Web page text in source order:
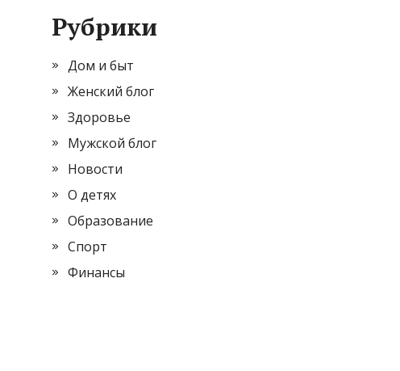
Рубрики
Дом и быт
Женский блог
Здоровье
Мужской блог
Новости
О детях
Образование
Спорт
Финансы